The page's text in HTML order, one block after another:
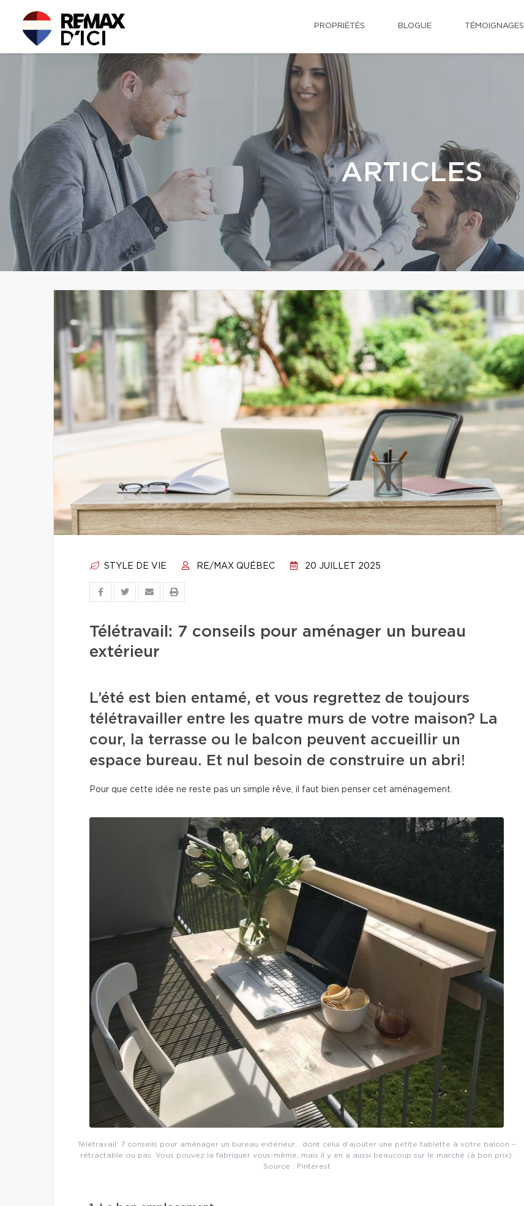
PROPRIÉTÉS BLOGUE TÉMOIGNAGES
ARTICLES
STYLE DE VIE RE/MAX QUÉBEC 20 JUILLET 2025
Télétravail: 7 conseils pour aménager un bureau
extérieur
L’été est bien entamé, et vous regrettez de toujours
télétravailler entre les quatre murs de votre maison? La
cour, la terrasse ou le balcon peuvent accueillir un
espace bureau. Et nul besoin de construire un abri!
Pour que cette idée ne reste pas un simple rêve, il faut bien penser cet aménagement.
Télétravail: 7 conseils pour aménager un bureau extérieur… dont celui d’ajouter une petite tablette à votre balcon –
rétractable ou pas. Vous pouvez la fabriquer vous-même, mais il y en a aussi beaucoup sur le marché (à bon prix).
Source : Pinterest